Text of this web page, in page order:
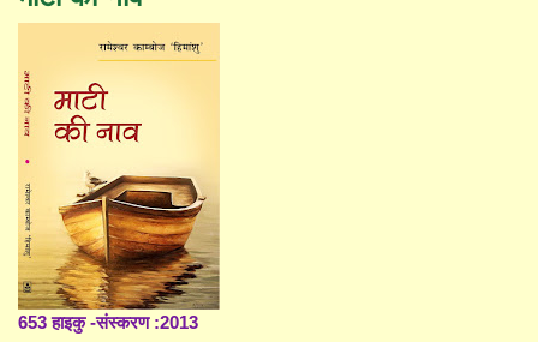
653 हाइकु -संस्करण :2013